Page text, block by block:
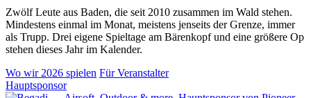
Zwölf Leute aus Baden, die seit 2010 zusammen im Wald stehen.
Mindestens einmal im Monat, meistens jenseits der Grenze, immer
als Trupp. Drei eigene Spieltage am Bärenkopf und eine größere Op
stehen dieses Jahr im Kalender.
Wo wir 2026 spielen Für Veranstalter
Hauptsponsor